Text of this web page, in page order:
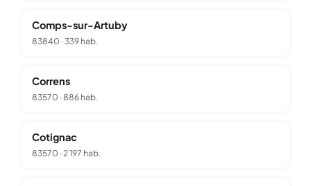
Comps-sur-Artuby
83840 ·339 hab.
Correns
83570 ·886 hab.
Cotignac
83570 ·2 197 hab.